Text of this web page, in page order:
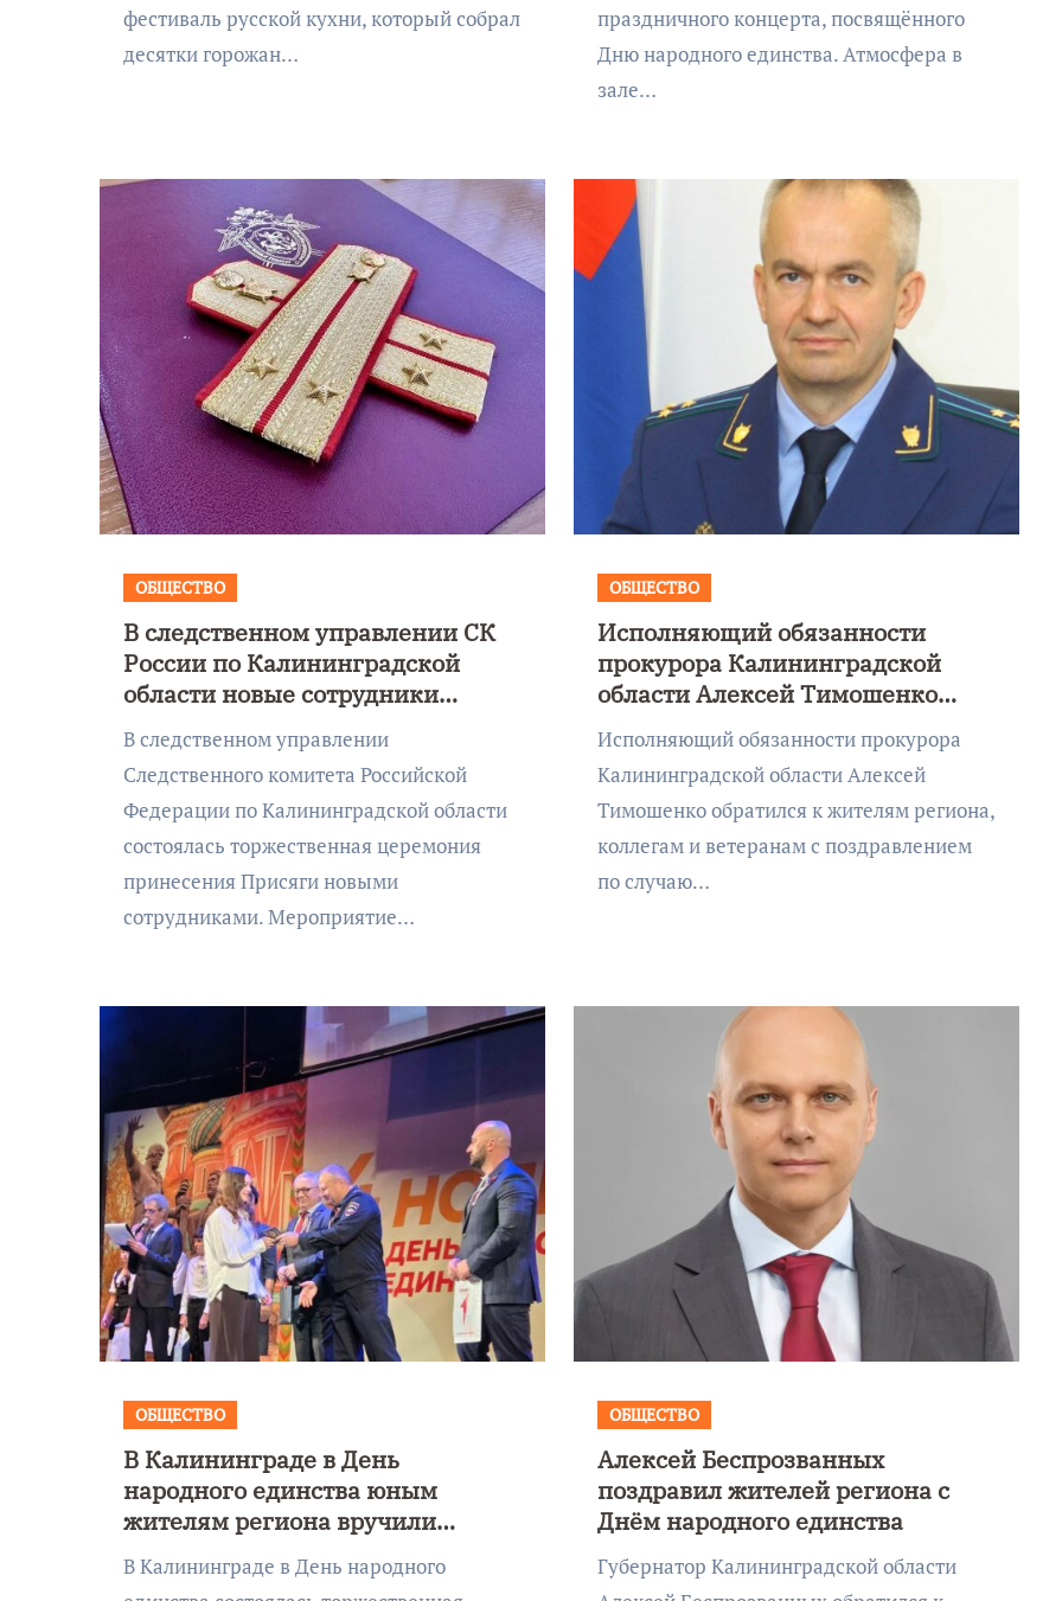
фестиваль русской кухни, который собрал
десятки горожан…
праздничного концерта, посвящённого
Дню народного единства. Атмосфера в
зале…
ОБЩЕСТВО
В следственном управлении СК
России по Калининградской
области новые сотрудники
принесли Присягу
В следственном управлении
Следственного комитета Российской
Федерации по Калининградской области
состоялась торжественная церемония
принесения Присяги новыми
сотрудниками. Мероприятие…
ОБЩЕСТВО
Исполняющий обязанности
прокурора Калининградской
области Алексей Тимошенко
поздравил жителей региона с
Днём народного единства
Исполняющий обязанности прокурора
Калининградской области Алексей
Тимошенко обратился к жителям региона,
коллегам и ветеранам с поздравлением
по случаю…
ОБЩЕСТВО
В Калининграде в День
народного единства юным
жителям региона вручили
первые паспорта
В Калининграде в День народного
ОБЩЕСТВО
Алексей Беспрозванных
поздравил жителей региона с
Днём народного единства
Губернатор Калининградской области